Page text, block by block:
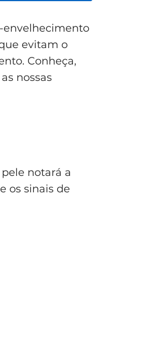
envelhecimento
evitam o
Conheça,
nossas
notará a
os sinais de